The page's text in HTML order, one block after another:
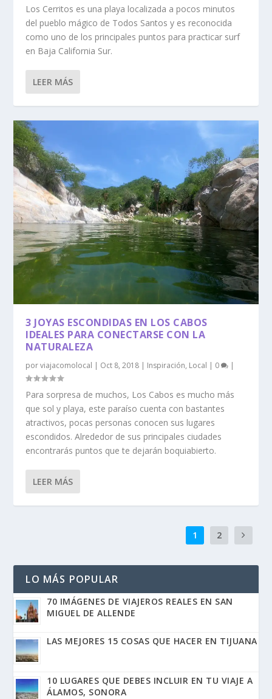
Los Cerritos es una playa localizada a pocos minutos
del pueblo mágico de Todos Santos y es reconocida
como uno de los principales puntos para practicar surf
en Baja California Sur.
LEER MÁS
3 JOYAS ESCONDIDAS EN LOS CABOS
IDEALES PARA CONECTARSE CON LA
NATURALEZA
porviajacomolocal | Oct 8, 2018 | Inspiración, Local | 0 |
Para sorpresa de muchos, Los Cabos es mucho más
que sol y playa, este paraíso cuenta con bastantes
atractivos, pocas personas conocen sus lugares
escondidos. Alrededor de sus principales ciudades
encontrarás puntos que te dejarán boquiabierto.
LEER MÁS
1 2
LO MÁS POPULAR
70 IMÁGENES DE VIAJEROS REALES EN SAN
MIGUEL DE ALLENDE
LAS MEJORES 15 COSAS QUE HACER EN TIJUANA
10 LUGARES QUE DEBES INCLUIR EN TU VIAJE A
ÁLAMOS, SONORA